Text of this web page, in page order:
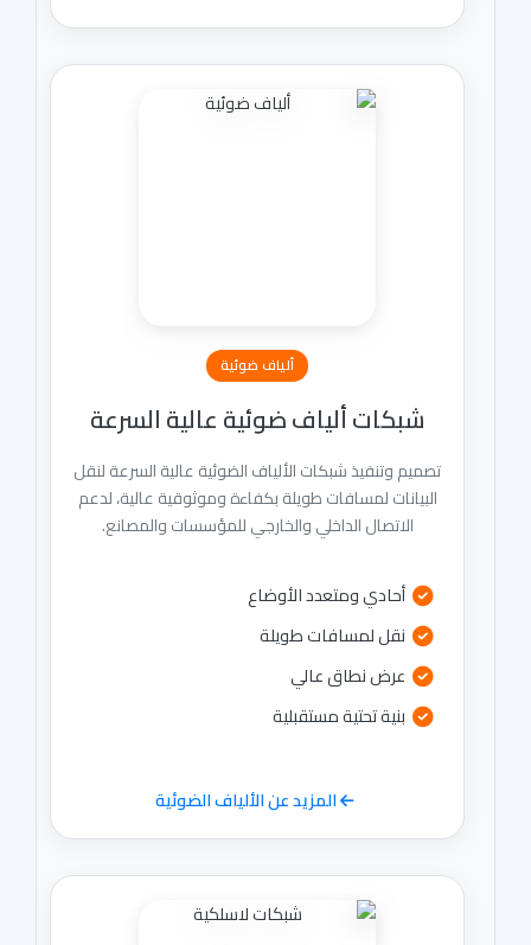
ألياف ضوئية
شبكات ألياف ضوئية عالية السرعة
تصميم وتنفيذ شبكات الألياف الضوئية عالية السرعة لنقل
البيانات لمسافات طويلة بكفاءة وموثوقية عالية، لدعم
الاتصال الداخلي والخارجي للمؤسسات والمصانع.
أحادي ومتعدد الأوضاع
نقل لمسافات طويلة
عرض نطاق عالي
بنية تحتية مستقبلية
المزيد عن الألياف الضوئية